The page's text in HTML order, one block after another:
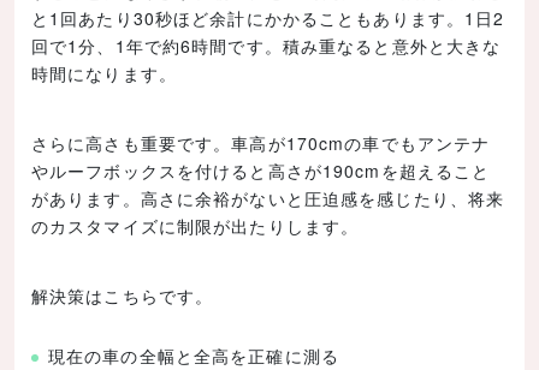
と1回あたり30秒ほど余計にかかることもあります。1日2
回で1分、1年で約6時間です。積み重なると意外と大きな
時間になります。
さらに高さも重要です。車高が170cmの車でもアンテナ
やルーフボックスを付けると高さが190cmを超えること
があります。高さに余裕がないと圧迫感を感じたり、将来
のカスタマイズに制限が出たりします。
解決策はこちらです。
現在の車の全幅と全高を正確に測る